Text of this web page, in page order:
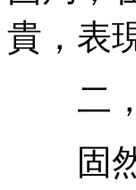
貴，表
二，
固然